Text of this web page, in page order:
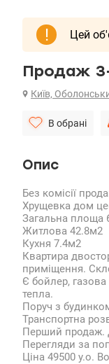
! Цей
Продаж
Київ,
В обрані
Опис
Без комісії
Хрущевка дом
Загальна площа
Житлова 42.8м2
Кухня 7.4м2
Квартира
приміщення.
Є бойлер,
тепла.
Поруч з
Транспортна
Перший продаж.
Перегляди за
Ціна 49500 у.о.